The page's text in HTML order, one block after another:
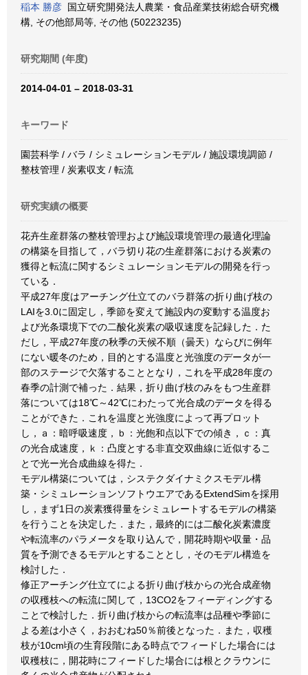
稲本 勝彦 国立研究開発法人農業・食品産業技術総合研究機
構, その他部局等, その他 (50223235)
研究期間 (年度)
2014-04-01 – 2018-03-31
キーワード
園芸科学 / バラ / シミュレーションモデル / 施設環境調節 /
整枝管理 / 炭素収支 / 転流
研究実績の概要
花卉生産群落の整枝管理および施設環境管理の最適化理論
の構築を目指して，バラ切り花の生産群落における炭素の
獲得と転流に関するシミュレーションモデルの開発を行っ
ている．
平成27年度はアーチング仕立てのバラ群落の折り曲げ枝の
LAIを3.0に固定し，季節を変えて施設内の変動する温度お
よび光条環境下での二酸化炭素の吸収速度を記録した．た
だし，平成27年度の秋季の天候不順（曇天）ならびに例年
にない暖冬のため，目的とする温度と光強度のデータが一
部のステージで欠落することとなり，これを平成28年度の
春季の計測で補った．結果，折り曲げ枝のみをもつ生産群
落については18℃～42℃にわたって光合成のデータを得る
ことができた．これを温度と光強度によって再プロット
し，ａ：暗呼吸速度，ｂ：光飽和点以下での傾き，ｃ：真
の光合成速度，ｋ：凸度とする非直交双曲線に近似するこ
とで光ー光合成曲線を得た．
モデル構築については，システクダイナミクスモデル構
築・シミュレーションソフトウエアであるExtendSimを採用
し，まず1日の炭素獲得量をシミュレートするモデルの構築
を行うことを決定した．また，最終的には二酸化炭素濃度
や転流率のパラメータを取り込んで，開花時期や収量・品
質を予測できるモデルとすることとし，そのモデル構造を
検討した．
修正アーチング仕立てによる折り曲げ枝からの光合成産物
の収穫枝への転流に関して，13CO2をフィーディングする
ことで検討した．折り曲げ枝からの転流率は品種や季節に
よる差は小さく，おおむね50％前後となった．また，収穫
枝が10cm頃の生育段階にある時点でフィードした場合には
収穫枝に，開花時にフィードした場合には根とクラウンに